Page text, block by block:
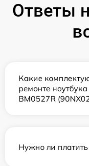
Ответы
Какие
ремонте
BM0527R
Нужно ли платить